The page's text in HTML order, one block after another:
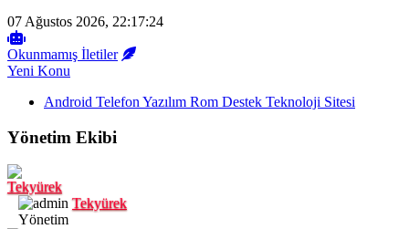
07 Ağustos 2026, 22:17:24
Okunmamış İletiler
Yeni Konu
Android Telefon Yazılım Rom Destek Teknoloji Sitesi
Yönetim Ekibi
Tekyürek
Yönetim